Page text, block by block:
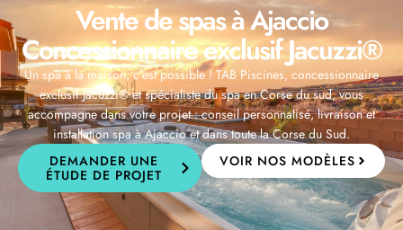
Vente de spas à Ajaccio
Concessionnaire exclusif Jacuzzi®
Un spa à la maison, c’est possible ! TAB Piscines, concessionnaire
exclusif Jacuzzi® et spécialiste du spa en Corse du sud, vous
accompagne dans votre projet : conseil personnalisé, livraison et
installation spa à Ajaccio et dans toute la Corse du Sud.
DEMANDER UNE
ÉTUDE DE PROJET
VOIR NOS MODÈLES